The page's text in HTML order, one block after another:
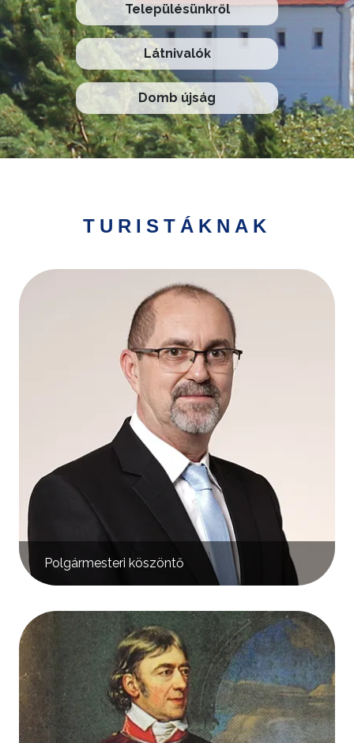
Településünkről
Látnivalók
Domb újság
TURISTÁKNAK
Polgármesteri köszöntő
Kép
Kép